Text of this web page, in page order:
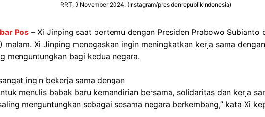
RRT, 9 November 2024. (Instagram/presidenrepublikindonesia)
Pos – Xi Jinping saat bertemu dengan Presiden Prabowo Subianto
malam. Xi Jinping menegaskan ingin meningkatkan kerja sama
menguntungkan bagi kedua negara.
ingin bekerja sama dengan
menulis babak baru kemandirian bersama, solidaritas dan kerja
menguntungkan sebagai sesama negara berkembang,” kata Xi